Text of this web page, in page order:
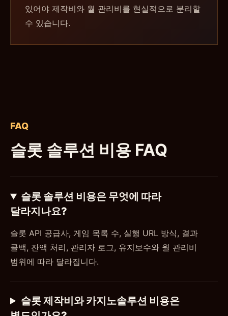
있어야 제작비와 월 관리비를 현실적으로 분리할
수 있습니다.
FAQ
슬롯 솔루션 비용 FAQ
슬롯 솔루션 비용은 무엇에 따라
달라지나요?
슬롯 API 공급사, 게임 목록 수, 실행 URL 방식, 결과
콜백, 잔액 처리, 관리자 로그, 유지보수와 월 관리비
범위에 따라 달라집니다.
슬롯 제작비와 카지노솔루션 비용은